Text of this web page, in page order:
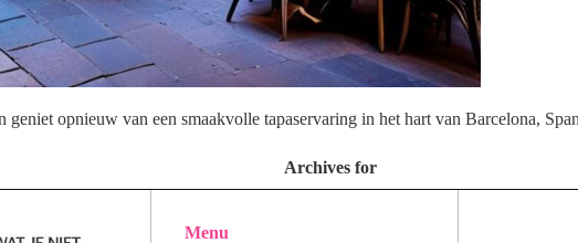
opnieuw van een smaakvolle tapaservaring in het hart van Barcelona,
Archives for
Menu